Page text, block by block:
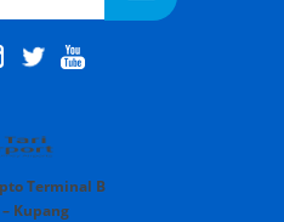
Terminal B
Kupang